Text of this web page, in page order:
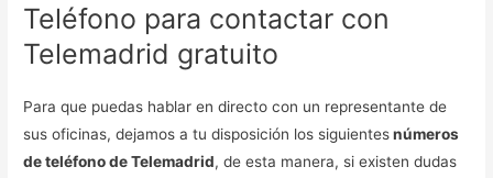
Teléfono para contactar con
Telemadrid gratuito
Para que puedas hablar en directo con un representante de
sus oficinas, dejamos a tu disposición los siguientesnúmeros
de teléfono de Telemadrid, de esta manera, si existen dudas